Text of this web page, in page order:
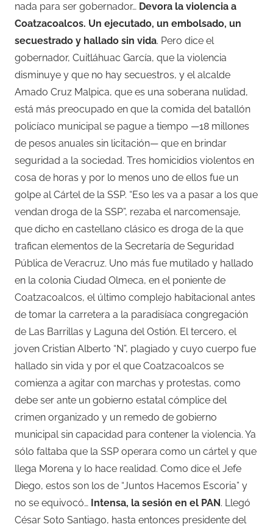
nada para ser gobernador… Devora la violencia a
Coatzacoalcos. Un ejecutado, un embolsado, un
secuestrado y hallado sin vida. Pero dice el
gobernador, Cuitláhuac García, que la violencia
disminuye y que no hay secuestros, y el alcalde
Amado Cruz Malpica, que es una soberana nulidad,
está más preocupado en que la comida del batallón
policíaco municipal se pague a tiempo —18 millones
de pesos anuales sin licitación— que en brindar
seguridad a la sociedad. Tres homicidios violentos en
cosa de horas y por lo menos uno de ellos fue un
golpe al Cártel de la SSP. “Eso les va a pasar a los que
vendan droga de la SSP”, rezaba el narcomensaje,
que dicho en castellano clásico es droga de la que
trafican elementos de la Secretaría de Seguridad
Pública de Veracruz. Uno más fue mutilado y hallado
en la colonia Ciudad Olmeca, en el poniente de
Coatzacoalcos, el último complejo habitacional antes
de tomar la carretera a la paradisíaca congregación
de Las Barrillas y Laguna del Ostión. El tercero, el
joven Cristian Alberto “N”, plagiado y cuyo cuerpo fue
hallado sin vida y por el que Coatzacoalcos se
comienza a agitar con marchas y protestas, como
debe ser ante un gobierno estatal cómplice del
crimen organizado y un remedo de gobierno
municipal sin capacidad para contener la violencia. Ya
sólo faltaba que la SSP operara como un cártel y que
llega Morena y lo hace realidad. Como dice el Jefe
Diego, estos son los de “Juntos Hacemos Escoria” y
no se equivocó… Intensa, la sesión en el PAN . Llegó
César Soto Santiago, hasta entonces presidente del